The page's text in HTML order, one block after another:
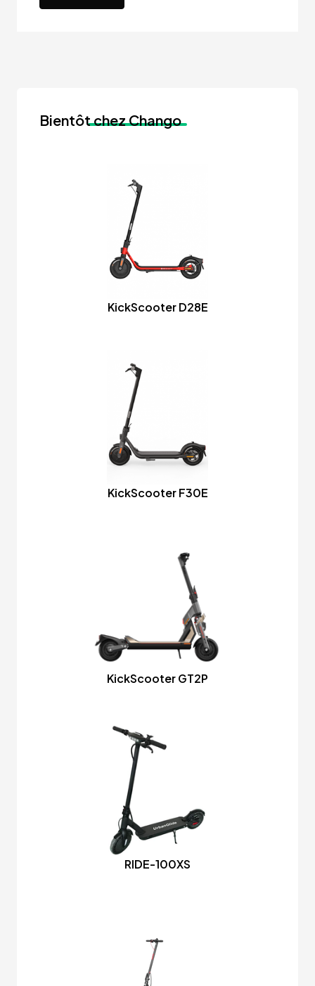
Bientôtchez Chango
KickScooter D28E
KickScooter F30E
KickScooter GT2P
RIDE-100XS